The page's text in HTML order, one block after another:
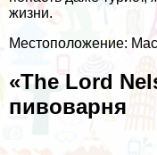
жизни.
Местоположение:
«The Lord
пивоварня